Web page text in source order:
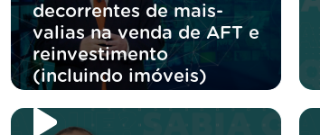
decorrentes de mais-
valias na venda de AFT e
reinvestimento
(incluindo imóveis)